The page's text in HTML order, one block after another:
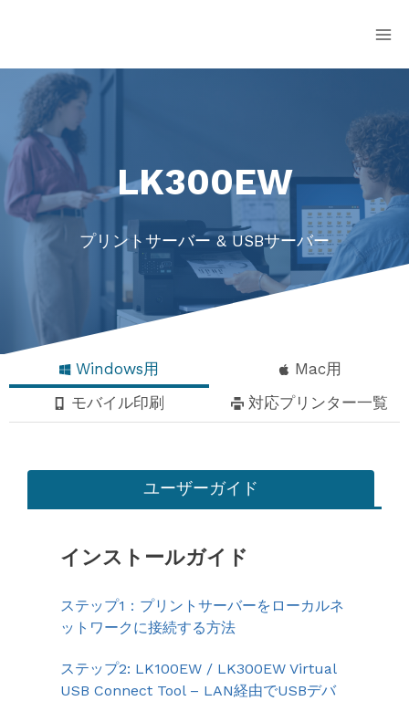
LK300EW
プリントサーバー & USBサーバー
Windows用
Mac用
モバイル印刷
対応プリンター一覧
ユーザーガイド
インストールガイド
ステップ1：プリントサーバーをローカルネ
ットワークに接続する方法
ステップ2: LK100EW / LK300EW Virtual
USB Connect Tool – LAN経由でUSBデバ